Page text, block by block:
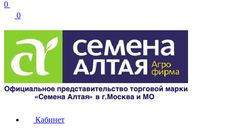
0
0
Кабинет